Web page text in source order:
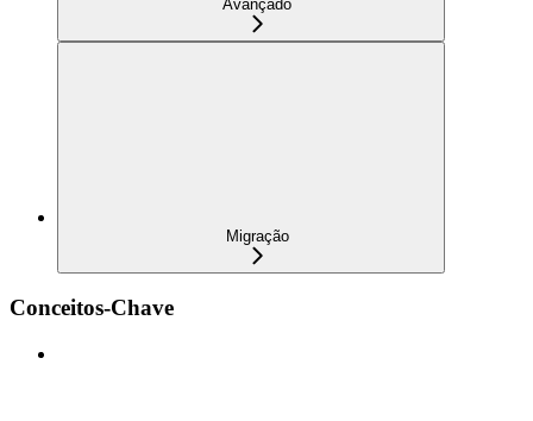
Avançado
Migração
Conceitos-Chave